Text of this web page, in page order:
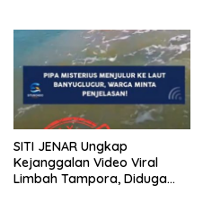
dipertanyakan
SITI JENAR Ungkap
Kejanggalan Video Viral
Limbah Tampora, Diduga